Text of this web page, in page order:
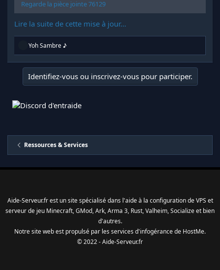
Regarde la pièce jointe 76129
Lire la suite de cette mise à jour...
R
a
c
t
i
s
Yoh Sambre ♪
Identifiez-vous ou inscrivez-vous pour participer.
Ressources & Services
Aide-Serveur.fr est un site spécialisé dans l'aide à la configuration de VPS et
serveur de jeu Minecraft, GMod, Ark, Arma 3, Rust, Valheim, Socialize et bien
d'autres.
Notre site web est propulsé par les services d'infogérancede HostMe.
© 2022 - Aide-Serveur.fr